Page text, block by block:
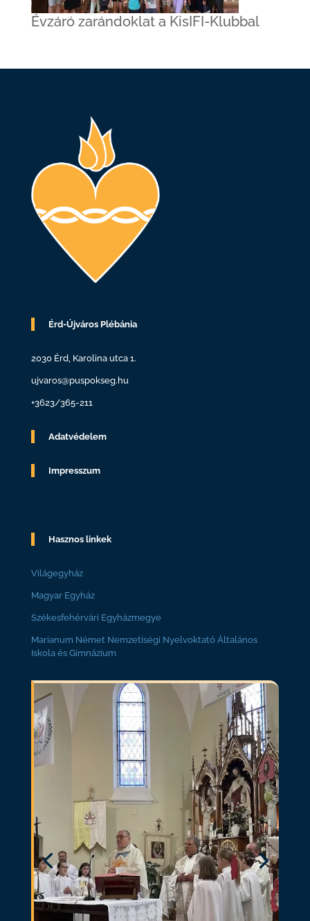
Évzáró zarándoklat a KisIFI-Klubbal
Érd-Újváros Plébánia
2030 Érd, Karolina utca 1.
ujvaros@puspokseg.hu
+3623/365-211
Adatvédelem
Impresszum
Hasznos linkek
Világegyház
Magyar Egyház
Székesfehérvári Egyházmegye
Marianum Német Nemzetiségi Nyelvoktató Általános
Iskola és Gimnázium